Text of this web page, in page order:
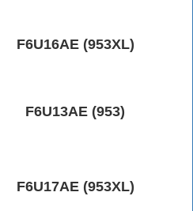
F6U16AE (953XL)
F6U13AE (953)
F6U17AE (953XL)